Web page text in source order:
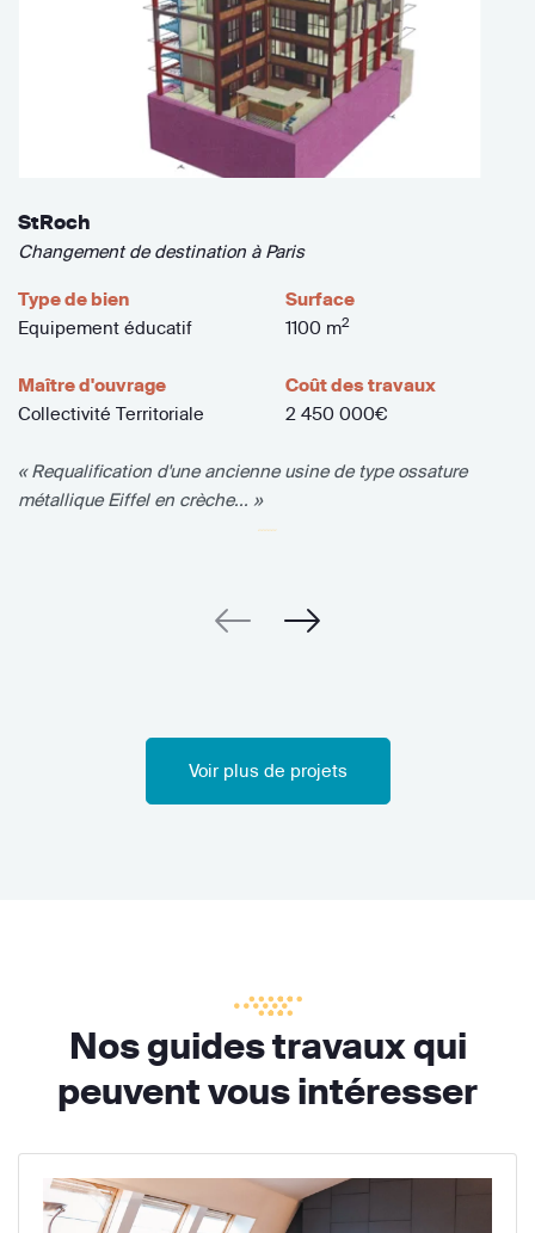
StRoch
Changement de destination à Paris
Type de bien
Equipement éducatif
Surface
1100 m2
Maître d'ouvrage
Collectivité Territoriale
Coût des travaux
2 450 000€
« Requalification d'une ancienne usine de type ossature
métallique Eiffel en crèche... »
Voir plus de projets
Nos guides travaux qui
peuvent vous intéresser